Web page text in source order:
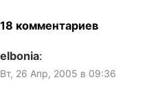
18 комментариев
elbonia:
Вт, 26 Апр, 2005 в 09:36